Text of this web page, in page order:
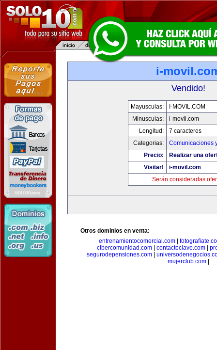
i-
Vendido!
Mayusculas:
I-MOVIL.COM
Minusculas:
i-movil.com
Longitud:
7 caracteres
Categorias:
Comunicaciones
Precio:
Realizar una
Visitar!
i-movil.com
Serán consideradas
Otros dominios en venta:
entrenamientocomercial.com
cibercomunidad.com
contactoclave.com
segurodepensiones.com
mujerclub.com